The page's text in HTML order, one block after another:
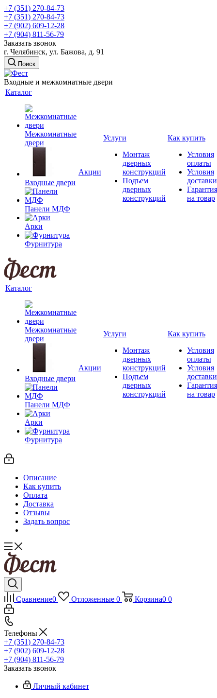
+7 (351) 270-84-73
+7 (351) 270-84-73
+7 (902) 609-12-28
+7 (904) 811-56-79
Заказать звонок
г. Челябинск, ул. Бажова, д. 91
Поиск
Входные и межкомнатные двери
Каталог
Межкомнатные
двери
Входные двери
Панели МДФ
Арки
Фурнитура
Акции
Услуги
Монтаж
дверных
конструкций
Подъем
дверных
конструкций
Как купить
Условия
оплаты
Условия
доставки
Гарантия
на товар
Каталог
Межкомнатные
двери
Входные двери
Панели МДФ
Арки
Фурнитура
Акции
Услуги
Монтаж
дверных
конструкций
Подъем
дверных
конструкций
Как купить
Условия
оплаты
Условия
доставки
Гарантия
на товар
Описание
Как купить
Оплата
Доставка
Отзывы
Задать вопрос
Сравнение0 Отложенные 0 Корзина0 0
Телефоны
+7 (351) 270-84-73
+7 (902) 609-12-28
+7 (904) 811-56-79
Заказать звонок
Личный кабинет